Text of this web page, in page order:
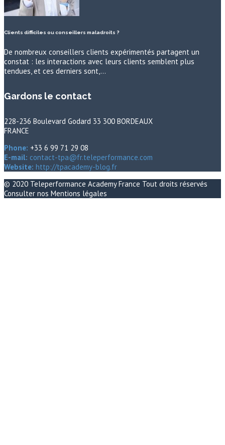
Clients difficiles ou conseillers maladroits ?
De nombreux conseillers clients expérimentés partagent un
constat : les interactions avec leurs clients semblent plus
tendues, et ces derniers sont,…
Gardons le contact
228-236 Boulevard Godard 33 300 BORDEAUX
FRANCE
Phone: +33 6 99 71 29 08
E-mail: contact-tpa@fr.teleperformance.com
Website: http://tpacademy-blog.fr
© 2020 Teleperformance Academy France Tout droits réservés
Consulter nos Mentions légales